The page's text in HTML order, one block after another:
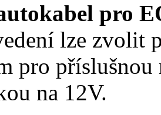
pro
lze zvolit
pro příslušnou
na 12V.